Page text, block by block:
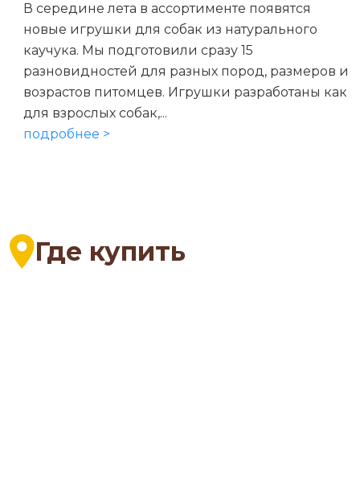
В середине лета в ассортименте появятся
новые игрушки для собак из натурального
каучука. Мы подготовили сразу 15
разновидностей для разных пород, размеров и
возрастов питомцев. Игрушки разработаны как
для взрослых собак,...
подробнее >
Где купить